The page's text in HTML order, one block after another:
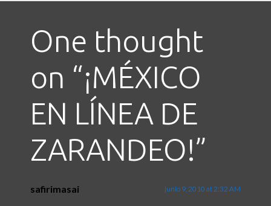
One thought
on “¡MÉXICO
EN LÍNEA DE
ZARANDEO!”
safirimasai junio 9, 2010 at 2:32 AM